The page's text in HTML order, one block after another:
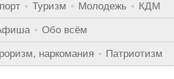
Туризм Молодежь КДМ
Обо всём
наркомания Патриотизм